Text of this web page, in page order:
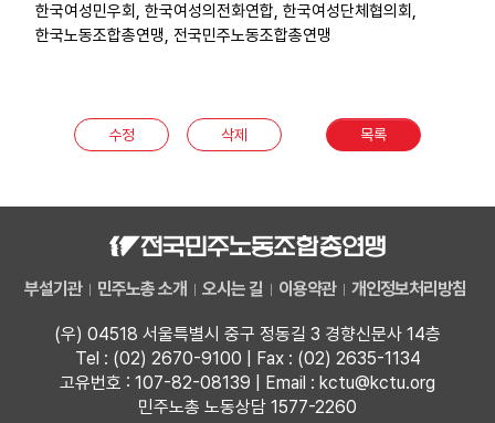
한국여성민우회, 한국여성의전화연합, 한국여성단체협의회,
한국노동조합총연맹, 전국민주노동조합총연맹
수정 삭제 목록
부설기관 민주노총 소개 오시는 길 이용약관 개인정보처리방침
(우) 04518 서울특별시 중구 정동길 3 경향신문사 14층
Tel : (02) 2670-9100 | Fax : (02) 2635-1134
고유번호 : 107-82-08139 | Email : kctu@kctu.org
민주노총 노동상담 1577-2260